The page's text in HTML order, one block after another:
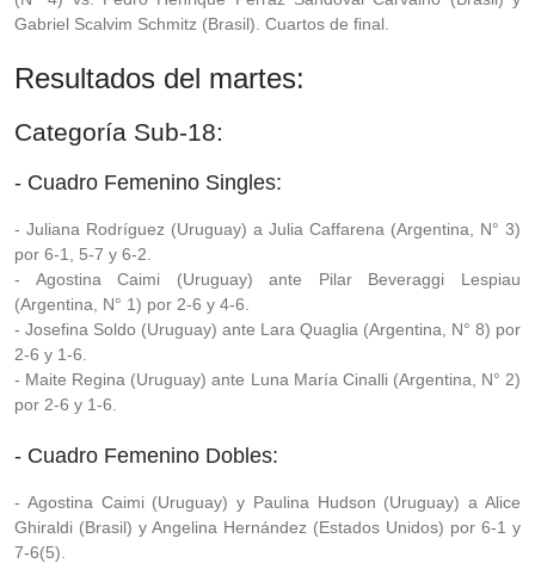
Gabriel Scalvim Schmitz (Brasil). Cuartos de final.
Resultados del martes:
Categoría Sub-18:
- Cuadro Femenino Singles:
- Juliana Rodríguez (Uruguay) a Julia Caffarena (Argentina, N° 3)
por 6-1, 5-7 y 6-2.
- Agostina Caimi (Uruguay) ante Pilar Beveraggi Lespiau
(Argentina, N° 1) por 2-6 y 4-6.
- Josefina Soldo (Uruguay) ante Lara Quaglia (Argentina, N° 8) por
2-6 y 1-6.
- Maite Regina (Uruguay) ante Luna María Cinalli (Argentina, N° 2)
por 2-6 y 1-6.
- Cuadro Femenino Dobles:
- Agostina Caimi (Uruguay) y Paulina Hudson (Uruguay) a Alice
Ghiraldi (Brasil) y Angelina Hernández (Estados Unidos) por 6-1 y
7-6(5).